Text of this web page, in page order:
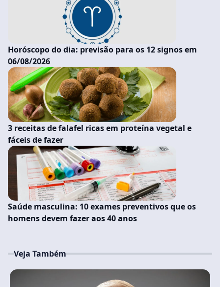
Horóscopo do dia: previsão para os 12 signos em
06/08/2026
3 receitas de falafel ricas em proteína vegetal e
fáceis de fazer
Saúde masculina: 10 exames preventivos que os
homens devem fazer aos 40 anos
Veja Também